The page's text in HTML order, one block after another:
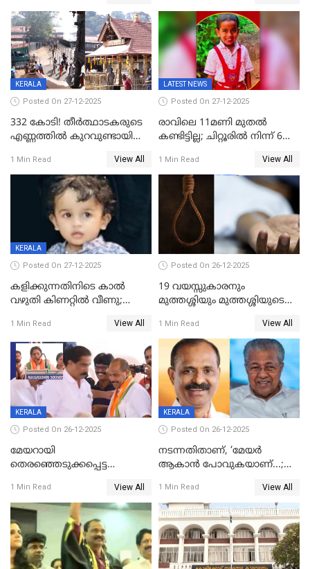
ഫേഷ്യലിന് 300 രൂപ
ആവശ്യപ്പെട്ടതിനെച്ചൊല്ലി
KERALA
Posted On 27-12-2025
332 കോടി! തീർത്ഥാടകരുടെ
എണ്ണത്തിൽ കുറവുണ്ടായിട്ടും
കുതിച്ചുയരുന്നു
1 Min Read View All
LATEST NEWS
Posted On 27-12-2025
രാവിലെ 11മണി മുതൽ
കണ്ടിട്ടില്ല; ചിറ്റൂരിൽ നിന്ന് 6
1 Min Read View All
KERALA
Posted On 27-12-2025
കളിക്കുന്നതിനിടെ കാൽ
വഴുതി കിണറ്റിൽ വീണു;
ദാരുണാന്ത്യം
1 Min Read View All
Posted On 26-12-2025
19 വയസ്സുകാരനും
മുത്തശ്ശിയും മുത്തശ്ശിയുടെ
മരിച്ചനിലയിൽ
1 Min Read View All
KERALA
Posted On 26-12-2025
മേയറായി
തെരഞ്ഞെടുക്കപ്പെട്ട
ആദ്യ വോട്ട് അസാധു; കണ്ണൂർ
ഡെപ്യൂട്ടി മേയർ സ്ഥാനത്ത്
താഹിറിന് വിജയം
1 Min Read View All
KERALA
Posted On 26-12-2025
നടന്നതിതാണ്, ‘മേയർ
ആകാൻ പോവുകയാണ്...;
മുഖ്യമന്ത്രിയുടെ ഓഫീസ്
തന്നെ വിശദീകരിയ്ക്കുന്നു;
സത്യമിതാണ്
1 Min Read View All